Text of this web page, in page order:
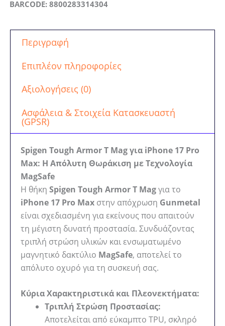
BARCODE: 8800283314304
Περιγραφή
Επιπλέον πληροφορίες
Αξιολογήσεις (0)
Ασφάλεια & Στοιχεία Κατασκευαστή
(GPSR)
Spigen Tough Armor T Mag για iPhone 17 Pro
Max: Η Απόλυτη Θωράκιση με Τεχνολογία
MagSafe
Η θήκη Spigen Tough Armor T Magγια το
iPhone 17 Pro Max στην απόχρωση Gunmetal
είναι σχεδιασμένη για εκείνους που απαιτούν
τη μέγιστη δυνατή προστασία. Συνδυάζοντας
τριπλή στρώση υλικών και ενσωματωμένο
μαγνητικό δακτύλιο MagSafe, αποτελεί το
απόλυτο οχυρό για τη συσκευή σας.
Κύρια Χαρακτηριστικά και Πλεονεκτήματα:
Τριπλή Στρώση Προστασίας:
Αποτελείται από εύκαμπτο TPU, σκληρό